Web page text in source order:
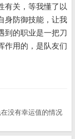
有关，等我懂了以
身防御技能，让我
到的职业是一把刀
作用的，是队友们
没有幸运值的情况